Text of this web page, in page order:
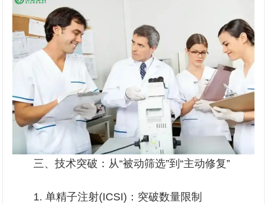
三、技术突破：从“被动筛选”到“主动修复”
1. 单精子注射(ICSI)：突破数量限制